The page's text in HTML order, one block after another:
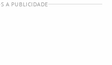
A PUBLICIDADE